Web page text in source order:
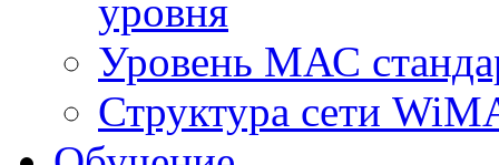
уровня
Уровень МАС
Структура сети